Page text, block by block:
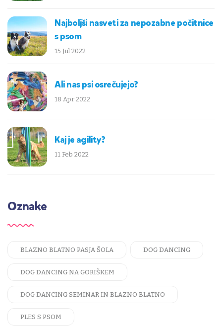
Najboljši nasveti za nepozabne počitnice
s psom
15 Jul 2022
Ali nas psi osrečujejo?
18 Apr 2022
Kaj je agility?
11 Feb 2022
Oznake
BLAZNO BLATNO PASJA ŠOLA DOG DANCING
DOG DANCING NA GORIŠKEM
DOG DANCING SEMINAR IN BLAZNO BLATNO
PLES S PSOM